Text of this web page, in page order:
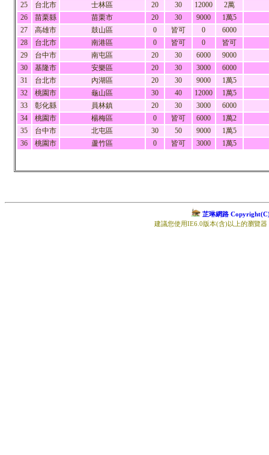
25
台北市 士林區 20 30 12000
2萬
26
苗栗縣 苗栗市 20 30 9000
1萬5
27
高雄市 鼓山區 0 皆可 0
6000
28
台北市 南港區 0 皆可 0
皆可
29
台中市 南屯區 20 30 6000
9000
30
基隆市 安樂區 20 30 3000
6000
31
台北市 內湖區 20 30 9000
1萬5
32
桃園市 龜山區 30 40 12000
1萬5
33
彰化縣 員林鎮 20 30 3000
6000
34
桃園市 楊梅區 0 皆可 6000
1萬2
35
台中市 北屯區 30 50 9000
1萬5
36
桃園市 蘆竹區 0 皆可 3000 1萬5
芷琳網路
建議您使用IE6.0版本(含)以上的瀏覽